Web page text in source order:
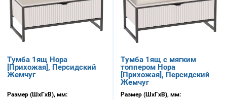
Тумба 1ящ Нора
[Прихожая], Персидский
Жемчуг
Размер (ШхГхВ), мм:
Тумба 1ящ с мягким
топпером Нора
[Прихожая], Персидский
Жемчуг
Размер (ШхГхВ), мм: